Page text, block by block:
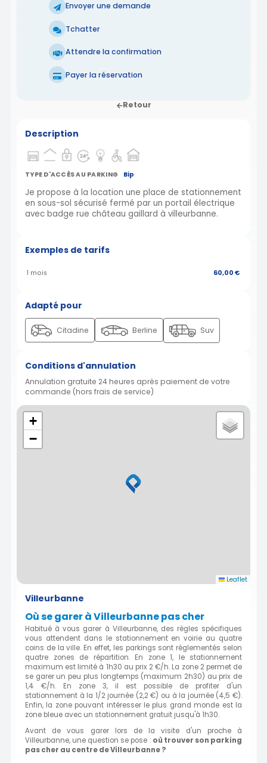
Envoyer une demande
Tchatter
Attendre la confirmation
Payer la réservation
Retour
Description
TYPE D'ACCÈS AU PARKING Bip
Je propose à la location une place de stationnement
en sous-sol sécurisé fermé par un portail électrique
avec badge rue château gaillard à villeurbanne.
Exemples de tarifs
1 mois 60,00 €
Adapté pour
Citadine Berline Suv
Conditions d'annulation
Annulation gratuite 24 heures après paiement de votre
commande (hors frais de service)
+
−
Leaflet
Villeurbanne
Où se garer à Villeurbanne pas cher
Habitué à vous garer à Villeurbanne, des règles spécifiques
vous attendent dans le stationnement en voirie au quatre
coins de la ville. En effet, les parkings sont réglementés selon
quatre zones de répartition. En zone 1, le stationnement
maximum est limité à 1h30 au prix 2 €/h. La zone 2 permet de
se garer un peu plus longtemps (maximum 2h30) au prix de
1,4 €/h. En zone 3, il est possible de profiter d'un
stationnement à la 1/2 journée (2,2 €) ou à la journée (4,5 €).
Enfin, la zone pouvant intéresser le plus grand monde est la
zone bleue avec un stationnement gratuit jusqu'à 1h30.
Avant de vous garer lors de la visite d'un proche à
Villeurbanne, une question se pose : où trouver son parking
pas cher au centre de Villeurbanne ?